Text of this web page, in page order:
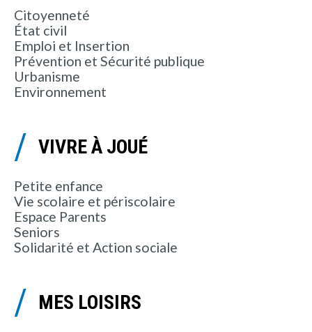
Citoyenneté
État civil
Emploi et Insertion
Prévention et Sécurité publique
Urbanisme
Environnement
VIVRE À JOUÉ
Petite enfance
Vie scolaire et périscolaire
Espace Parents
Seniors
Solidarité et Action sociale
MES LOISIRS